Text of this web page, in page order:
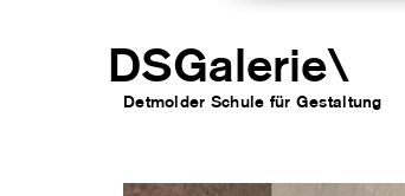
Detmolder Schule für Gestaltung
\
DSGalerie